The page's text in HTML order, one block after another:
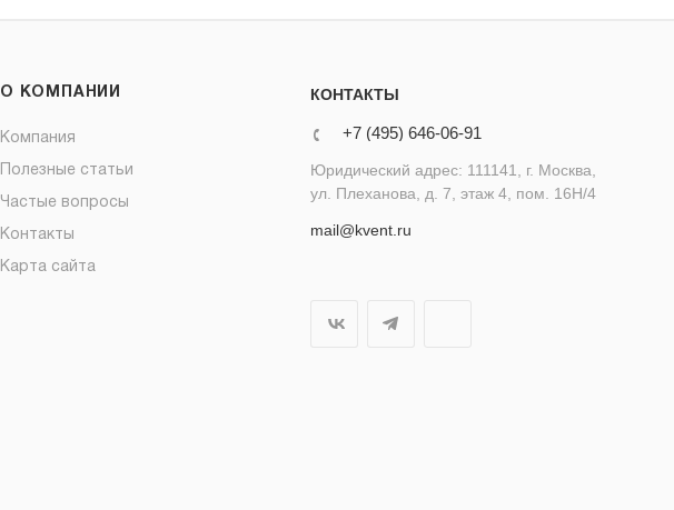
О КОМПАНИИ
Компания
Полезные статьи
Частые вопросы
Контакты
Карта сайта
КОНТАКТЫ
+7 (495) 646-06-91
Юридический адрес: 111141, г. Москва,
ул. Плеханова, д. 7, этаж 4, пом. 16Н/4
mail@kvent.ru